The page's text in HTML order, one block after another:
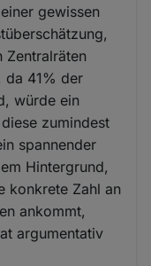
gewissen
Zentralräten
da 41% der
würde ein
zumindest
spannender
Hintergrund,
konkrete Zahl an
ankommt,
argumentativ